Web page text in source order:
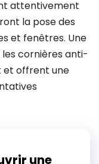
attentivement
la pose des
et fenêtres. Une
cornières anti-
offrent une
une